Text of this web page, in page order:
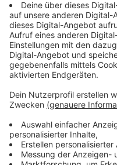
fließen - wieviel genau
74 Projekte aus den
Wirtschaft, Umwelt und
helfen, das Ruhrgebiet
Anzeige
Das Ruhrgebiet
Anzeige